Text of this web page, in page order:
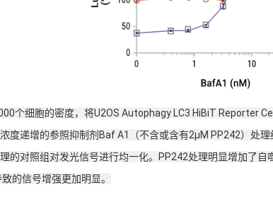
个细胞的密度，将U2OS Autophagy LC3 HiBiT Reporter
度递增的参照抑制剂Baf A1（不含或含有2μM PP242）处理
的对照组对发光信号进行均一化。PP242处理明显增加了
的信号增强更加明显。